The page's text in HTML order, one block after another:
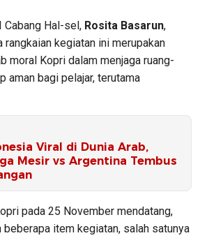
Hal-sel, Rosita Basarun,
rangkaian kegiatan ini merupakan
moral Kopri dalam menjaga ruang-
aman bagi pelajar, terutama
Viral di Dunia Arab,
Mesir vs Argentina Tembus
pada 25 November mendatang,
beberapa item kegiatan, salah satunya